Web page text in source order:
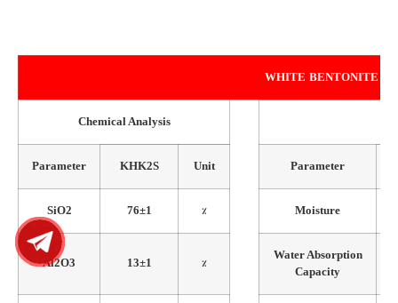
WHITE BENTONITE
Chemical Analysis
Parameter
KHK2S Unit
Parameter
SiO2
76±1 % Moisture
Al2O3 13±1 % Water Absorption
Capacity